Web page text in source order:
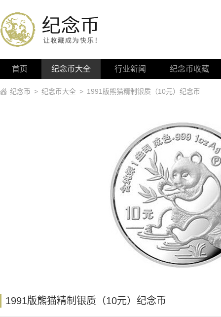
首页 纪念币大全 行业新闻 纪念币收藏
纪念币 > 纪念币大全 > 1991版熊猫精制银质（10元）纪念币
1991版熊猫精制银质（10元）纪念币